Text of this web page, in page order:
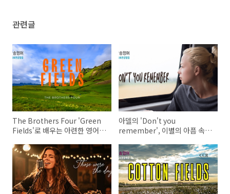
관련글
The Brothers Four 'Green
Fields'로 배우는 아련한 영어
아델의 'Don't you
remember', 이별의 아픔 속
분석!